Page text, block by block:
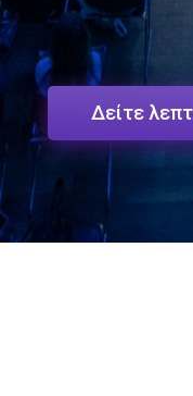
Δείτε